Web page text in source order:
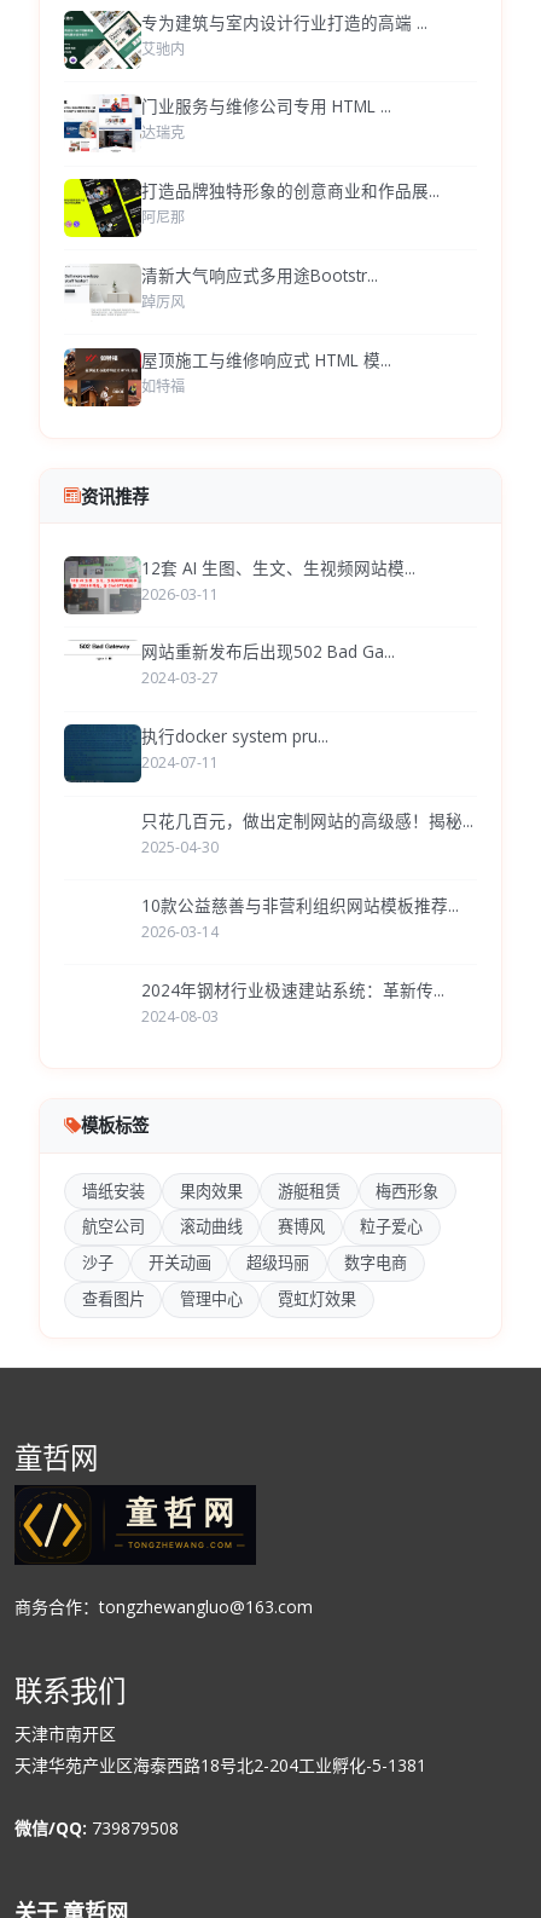
专为建筑与室内设计行业打造的高端 ...
艾驰内
门业服务与维修公司专用 HTML ...
达瑞克
打造品牌独特形象的创意商业和作品展...
阿尼那
清新大气响应式多用途Bootstr...
踔厉风
屋顶施工与维修响应式 HTML 模...
如特福
资讯推荐
12套 AI 生图、生文、生视频网站模...
2026-03-11
网站重新发布后出现502 Bad Ga...
2024-03-27
执行docker system pru...
2024-07-11
只花几百元，做出定制网站的高级感！揭秘...
2025-04-30
10款公益慈善与非营利组织网站模板推荐...
2026-03-14
2024年钢材行业极速建站系统：革新传...
2024-08-03
模板标签
墙纸安装 果肉效果 游艇租赁
梅西形象
航空公司
滚动曲线 赛博风
粒子爱心
沙子
开关动画 超级玛丽
数字电商
查看图片
管理中心 霓虹灯效果
童哲网
商务合作：tongzhewangluo@163.com
联系我们
天津市南开区
天津华苑产业区海泰西路18号北2-204工业孵化-5-1381
微信/QQ: 739879508